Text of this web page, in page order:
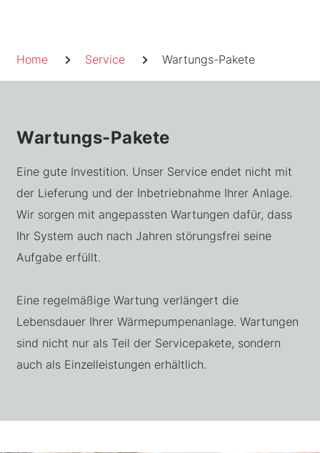
Home Service Wartungs-Pakete
Wartungs-Pakete
Eine gute Investition. Unser Service endet nicht mit
der Lieferung und der Inbetriebnahme Ihrer Anlage.
Wir sorgen mit angepassten Wartungen dafür, dass
Ihr System auch nach Jahren störungsfrei seine
Aufgabe erfüllt.
Eine regelmäßige Wartung verlängert die
Lebensdauer Ihrer Wärmepumpenanlage. Wartungen
sind nicht nur als Teil der Servicepakete, sondern
auch als Einzelleistungen erhältlich.